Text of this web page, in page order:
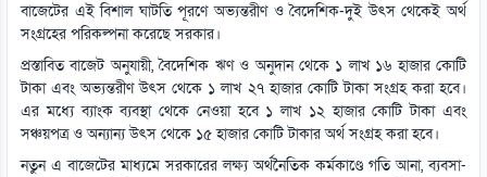
বাজেটের এই বিশাল ঘাটতি পূরণে অভ্যন্তরীণ ও বৈদেশিক-দুই উৎস থেকেই অর্থ
সংগ্রহের পরিকল্পনা করেছে সরকার।
প্রস্তাবিত বাজেট অনুযায়ী, বৈদেশিক ঋণ ও অনুদান থেকে ১ লাখ ১৬ হাজার কোটি
টাকা এবং অভ্যন্তরীণ উৎস থেকে ১ লাখ ২৭ হাজার কোটি টাকা সংগ্রহ করা হবে।
এর মধ্যে ব্যাংক ব্যবস্থা থেকে নেওয়া হবে ১ লাখ ১২ হাজার কোটি টাকা এবং
সঞ্চয়পত্র ও অন্যান্য উৎস থেকে ১৫ হাজার কোটি টাকার অর্থ সংগ্রহ করা হবে।
নতুন এ বাজেটের মাধ্যমে সরকারের লক্ষ্য অর্থনৈতিক কর্মকাণ্ডে গতি আনা, ব্যবসা-